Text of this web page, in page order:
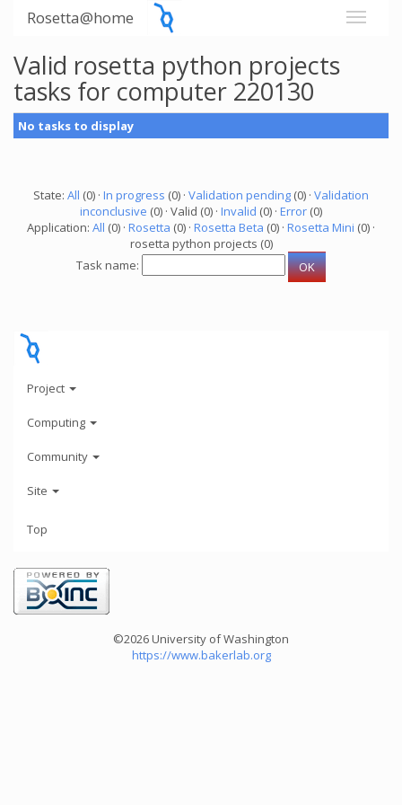
Rosetta@home
Valid rosetta python projects
tasks for computer 220130
No tasks to display
State: All (0) · In progress (0) · Validation pending (0) · Validation
inconclusive (0) · Valid (0) · Invalid (0) · Error (0)
Application: All (0) · Rosetta (0) · Rosetta Beta (0) · Rosetta Mini (0) ·
rosetta python projects (0)
Task name:
Project
Computing
Community
Site
Top
©2026 University of Washington
https://www.bakerlab.org